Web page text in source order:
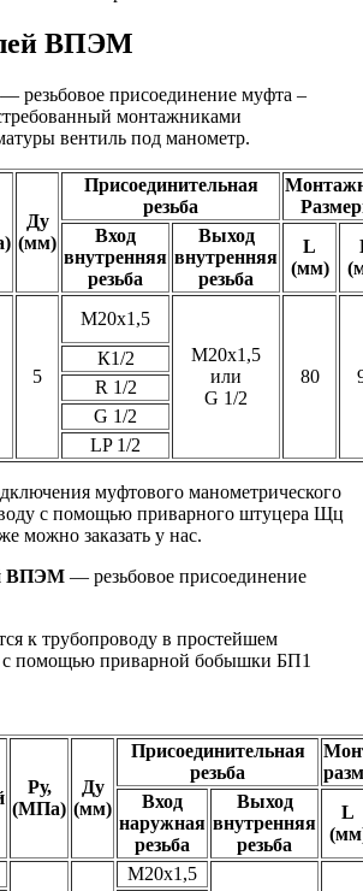
ВПЭМ
— резьбовое присоединение муфта –
монтажниками
вентиль под манометр.
Ду
(мм)
Присоединительная
резьба
Вход
внутренняя
резьба
Выход
внутренняя
резьба
L
(мм)
5
М20х1,5
М20х1,5
или
G 1/2
80
К1/2
R 1/2
G 1/2
LP 1/2
муфтового манометрического
с помощью приварного штуцера Щц
можно заказать у нас.
ВПЭМ — резьбовое присоединение
к трубопроводу в простейшем
с помощью приварной бобышки БП1
Ру,
(МПа)
Ду
(мм)
Присоединительная
резьба
Вход
наружная
резьба
Выход
внутренняя
резьба
L
(
М20х1,5